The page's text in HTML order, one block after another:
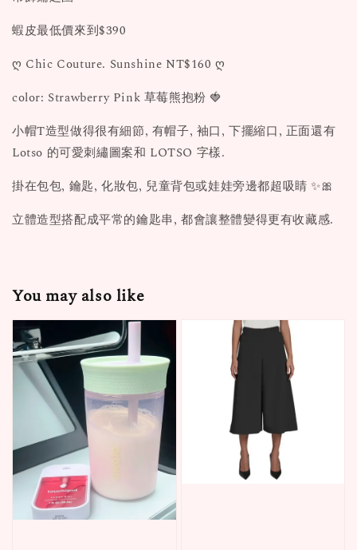
蝦皮最低價來到$390
ღ Chic Couture. Sunshine NT$160 ღ
color: Strawberry Pink 草莓熊抱粉 🍓
小帽T造型做得很有細節, 有帽子, 袖口, 下擺縮口, 正面還有
Lotso 的可愛刺繡圖案和 LOTSO 字樣.
掛在包包, 鑰匙, 化妝包, 兒童背包或娃娃旁邊都超吸睛 ✨🎀
立體造型搭配成平常的鑰匙串, 都會讓整體變得更有收藏感.
You may also like